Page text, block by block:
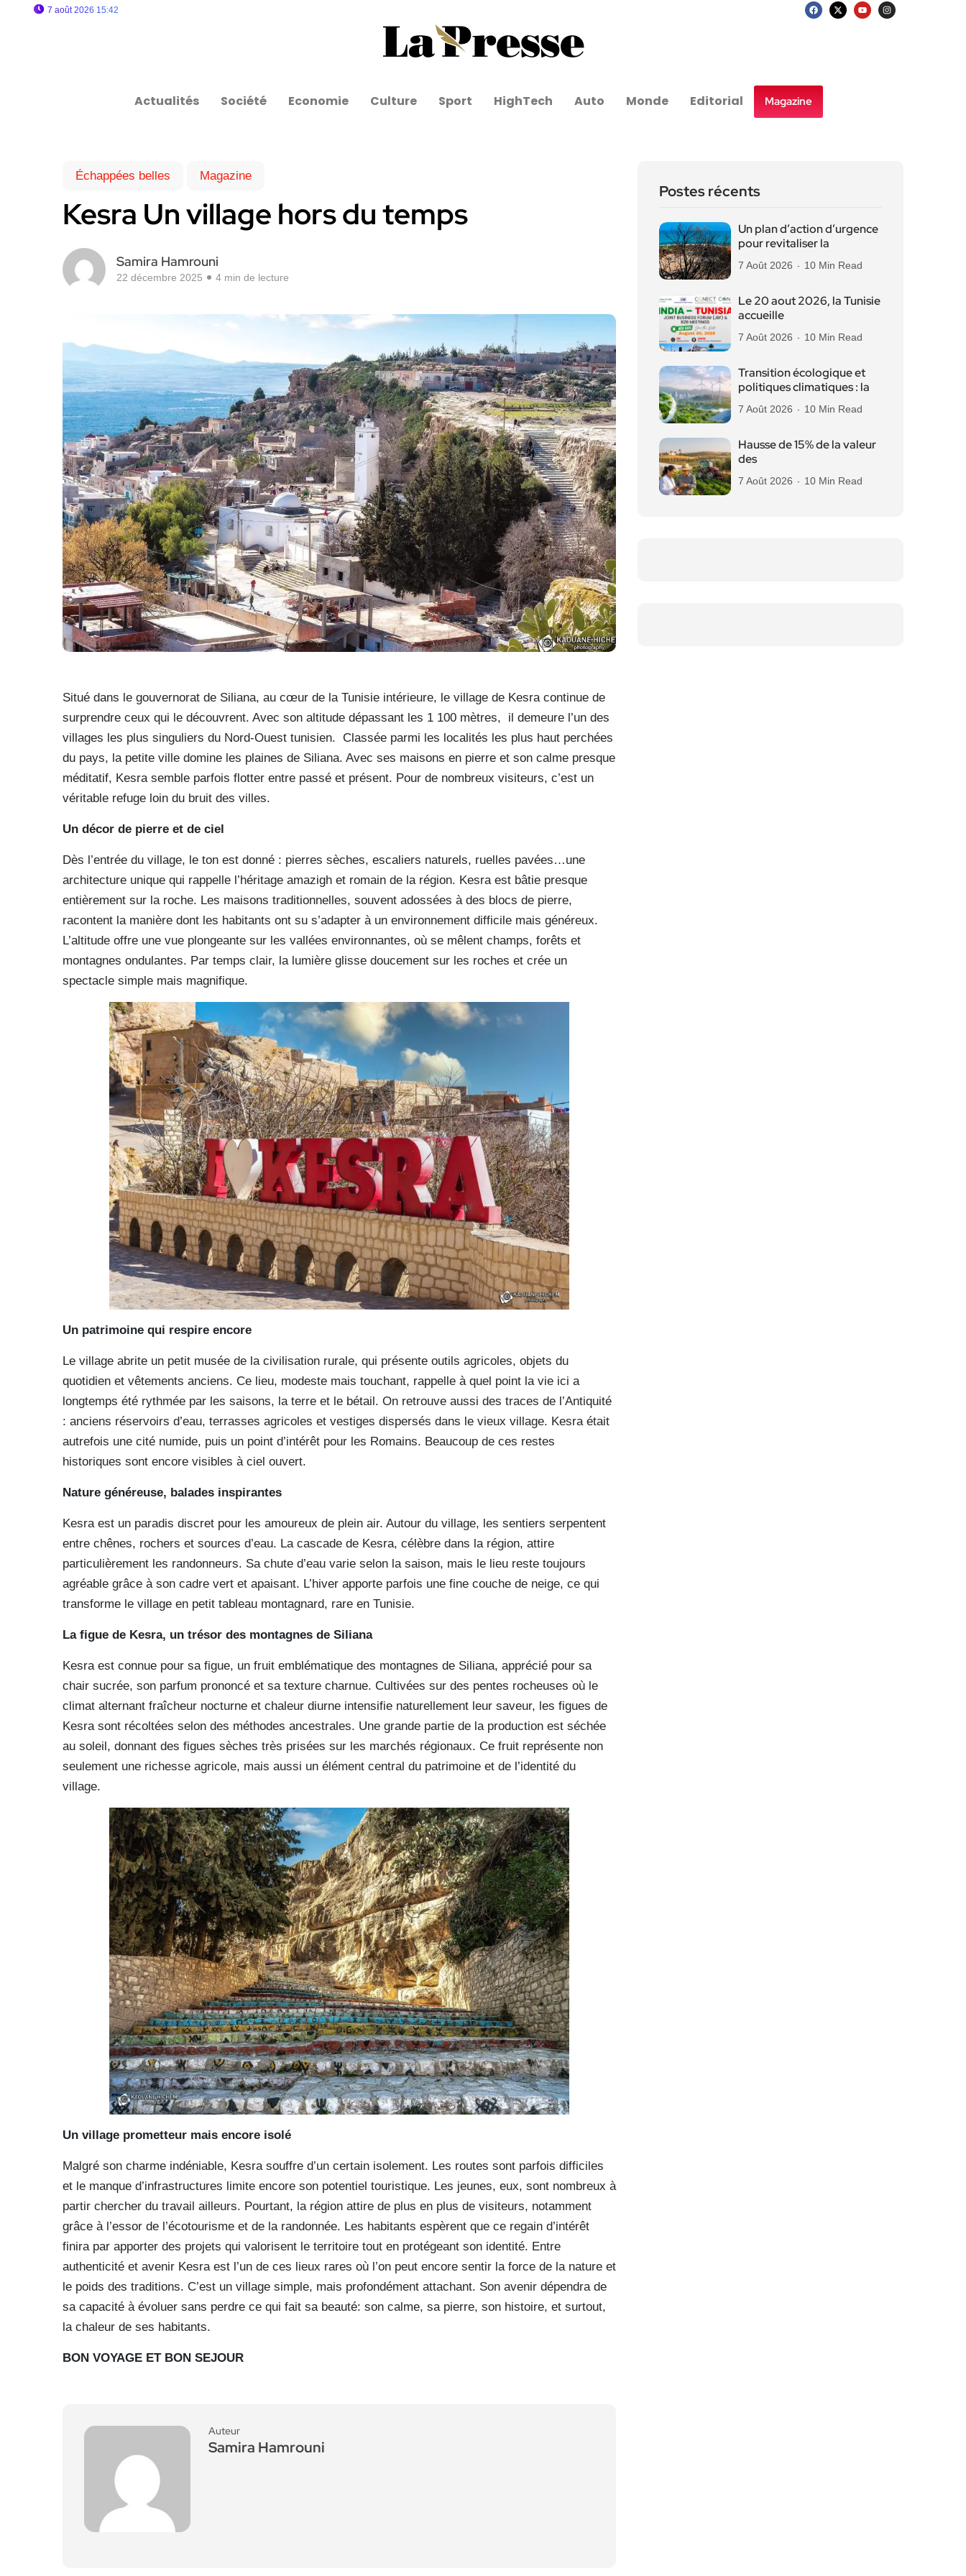
7 août 2026 15:42
Actualités Société Economie Culture Sport HighTech Auto Monde Editorial Magazine
Échappées belles Magazine
Kesra Un village hors du temps
Samira Hamrouni
22 décembre 2025 4 min de lecture
Situé dans le gouvernorat de Siliana, au cœur de la Tunisie intérieure, le village de Kesra continue de
surprendre ceux qui le découvrent. Avec son altitude dépassant les 1 100 mètres,
il demeure l’un des
villages les plus singuliers du Nord-Ouest tunisien.
Classée parmi les localités les plus haut perchées
du pays, la petite ville domine les plaines de Siliana. Avec ses maisons en pierre et son calme presque
méditatif, Kesra semble parfois flotter entre passé et présent. Pour de nombreux visiteurs, c’est un
véritable refuge loin du bruit des villes.
Un décor de pierre et de ciel
Dès l’entrée du village, le ton est donné : pierres sèches, escaliers naturels, ruelles pavées…une
architecture unique qui rappelle l’héritage amazigh et romain de la région. Kesra est bâtie presque
entièrement sur la roche. Les maisons traditionnelles, souvent adossées à des blocs de pierre,
racontent la manière dont les habitants ont su s’adapter à un environnement difficile mais généreux.
L’altitude offre une vue plongeante sur les vallées environnantes, où se mêlent champs, forêts et
montagnes ondulantes. Par temps clair, la lumière glisse doucement sur les roches et crée un
spectacle simple mais magnifique.
Un patrimoine qui respire encore
Le village abrite un petit musée de la civilisation rurale, qui présente outils agricoles, objets du
quotidien et vêtements anciens. Ce lieu, modeste mais touchant, rappelle à quel point la vie ici a
longtemps été rythmée par les saisons, la terre et le bétail. On retrouve aussi des traces de l’Antiquité
: anciens réservoirs d’eau, terrasses agricoles et vestiges dispersés dans le vieux village. Kesra était
autrefois une cité numide, puis un point d’intérêt pour les Romains. Beaucoup de ces restes
historiques sont encore visibles à ciel ouvert.
Nature généreuse, balades inspirantes
Kesra est un paradis discret pour les amoureux de plein air. Autour du village, les sentiers serpentent
entre chênes, rochers et sources d’eau. La cascade de Kesra, célèbre dans la région, attire
particulièrement les randonneurs. Sa chute d’eau varie selon la saison, mais le lieu reste toujours
agréable grâce à son cadre vert et apaisant. L’hiver apporte parfois une fine couche de neige, ce qui
transforme le village en petit tableau montagnard, rare en Tunisie.
La figue de Kesra, un trésor des montagnes de Siliana
Kesra est connue pour sa figue, un fruit emblématique des montagnes de Siliana, apprécié pour sa
chair sucrée, son parfum prononcé et sa texture charnue. Cultivées sur des pentes rocheuses où le
climat alternant fraîcheur nocturne et chaleur diurne intensifie naturellement leur saveur, les figues de
Kesra sont récoltées selon des méthodes ancestrales. Une grande partie de la production est séchée
au soleil, donnant des figues sèches très prisées sur les marchés régionaux. Ce fruit représente non
seulement une richesse agricole, mais aussi un élément central du patrimoine et de l’identité du
village.
Un village prometteur mais encore isolé
Malgré son charme indéniable, Kesra souffre d’un certain isolement. Les routes sont parfois difficiles
et le manque d’infrastructures limite encore son potentiel touristique. Les jeunes, eux, sont nombreux à
partir chercher du travail ailleurs. Pourtant, la région attire de plus en plus de visiteurs, notamment
grâce à l’essor de l’écotourisme et de la randonnée. Les habitants espèrent que ce regain d’intérêt
finira par apporter des projets qui valorisent le territoire tout en protégeant son identité. Entre
authenticité et avenir Kesra est l’un de ces lieux rares où l’on peut encore sentir la force de la nature et
le poids des traditions. C’est un village simple, mais profondément attachant. Son avenir dépendra de
sa capacité à évoluer sans perdre ce qui fait sa beauté: son calme, sa pierre, son histoire, et surtout,
la chaleur de ses habitants.
BON VOYAGE ET BON SEJOUR
Auteur
Samira Hamrouni
Postes récents
Un plan d’action d’urgence
pour revitaliser la
7 Août 2026 10 Min Read
Le 20 aout 2026, la Tunisie
accueille
7 Août 2026 10 Min Read
Transition écologique et
politiques climatiques : la
7 Août 2026 10 Min Read
Hausse de 15% de la valeur
des
7 Août 2026 10 Min Read